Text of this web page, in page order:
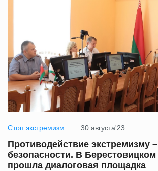
Стоп экстремизм 30 августа'23
Противодействие экстремизму –
безопасности. В
прошла диалоговая площадка